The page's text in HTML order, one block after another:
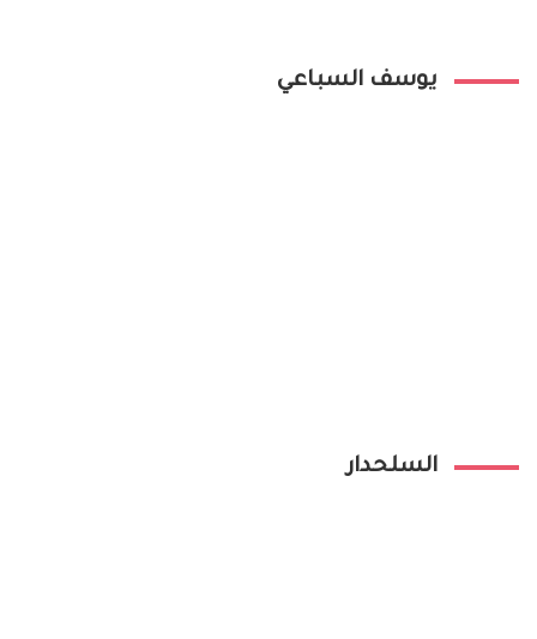
يوسف السباعي
السلحدار